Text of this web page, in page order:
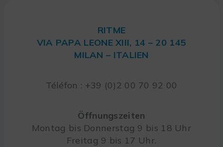
RITME
VIA PAPA LEONE XIII, 14 – 20 145
MILAN – ITALIEN
Téléfon : +39 (0)2 00 70 92 00
Öffnungszeiten
Montag bis Donnerstag 9 bis 18 Uhr
Freitag 9 bis 17 Uhr.